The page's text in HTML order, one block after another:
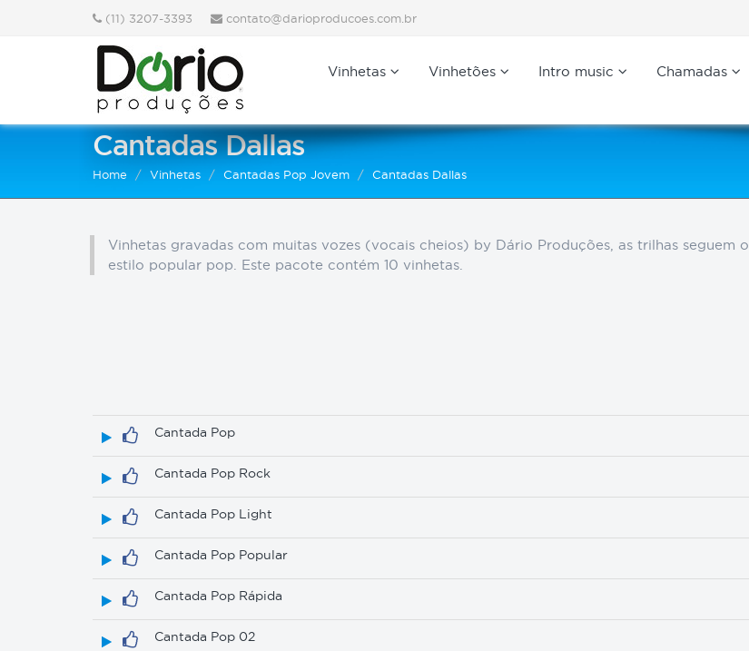
(11) 3207-3393 contato@darioproducoes.com.br
Vinhetas Vinhetões Intro music Chamadas
Cantadas Dallas
Home Vinhetas Cantadas Pop Jovem Cantadas Dallas
Vinhetas gravadas com muitas vozes (vocais cheios) by Dário Produções, as trilhas seguem o
estilo popular pop. Este pacote contém 10 vinhetas.
Cantada Pop
Cantada Pop Rock
Cantada Pop Light
Cantada Pop Popular
Cantada Pop Rápida
Cantada Pop 02